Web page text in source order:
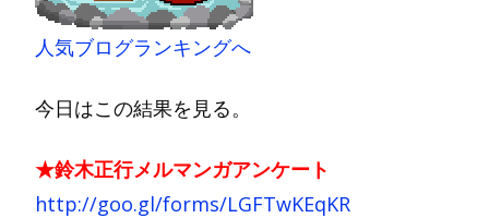
人気ブログランキングへ
今日はこの結果を見る。
★鈴木正行メルマンガアンケート
http://goo.gl/forms/LGFTwKEqKR